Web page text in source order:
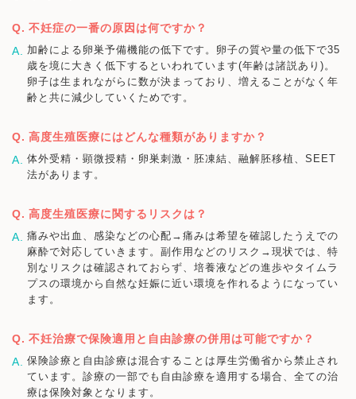
不妊症の一番の原因は何ですか？
加齢による卵巣予備機能の低下です。卵子の質や量の低下で35
歳を境に大きく低下するといわれています(年齢は諸説あり)。
卵子は生まれながらに数が決まっており、増えることがなく年
齢と共に減少していくためです。
高度生殖医療にはどんな種類がありますか？
体外受精・顕微授精・卵巣刺激・胚凍結、融解胚移植、SEET
法があります。
高度生殖医療に関するリスクは？
痛みや出血、感染などの心配→痛みは希望を確認したうえでの
麻酔で対応していきます。副作用などのリスク→現状では、特
別なリスクは確認されておらず、培養液などの進歩やタイムラ
プスの環境から自然な妊娠に近い環境を作れるようになってい
ます。
不妊治療で保険適用と自由診療の併用は可能ですか？
保険診療と自由診療は混合することは厚生労働省から禁止され
ています。診療の一部でも自由診療を適用する場合、全ての治
療は保険対象となります。